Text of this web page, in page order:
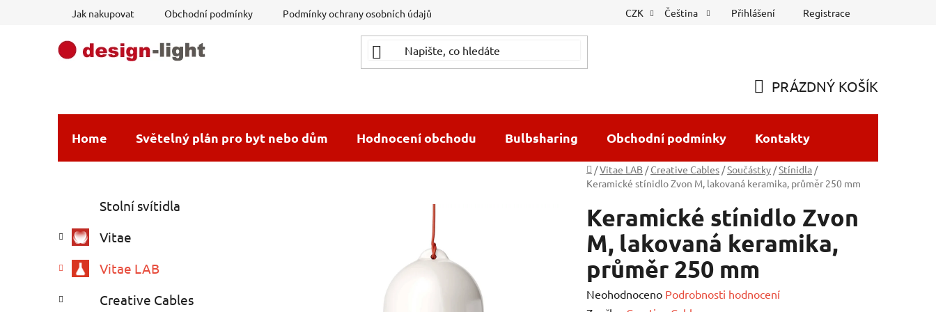
Jak nakupovat Obchodní podmínky Podmínky ochrany osobních údajů CZK Čeština Přihlášení Registrace
KOŠÍK
PRÁZDNÝ KOŠÍK
Home Světelný plán pro byt nebo dům Hodnocení obchodu Bulbsharing Obchodní podmínky Kontakty
Domů
/Vitae LAB / Creative Cables /Součástky /Stínidla /
Keramické stínidlo Zvon M, lakovaná keramika, průměr 250 mm
s
r
n
kategorie
e
o
i
Stolní svítidla
Vitae
Vitae LAB
Creative Cables
Keramické stínidlo Zvon
M, lakovaná keramika,
průměr 250 mm
Průměrné
Neohodnoceno Podrobnosti hodnocení